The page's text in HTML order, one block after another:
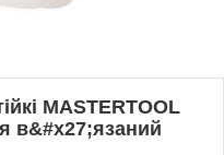
MASTERTOOL
в&#x27;язаний